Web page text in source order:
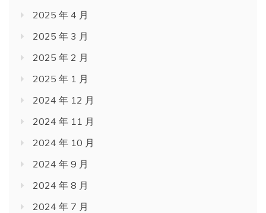
2025 年 4 月
2025 年 3 月
2025 年 2 月
2025 年 1 月
2024 年 12 月
2024 年 11 月
2024 年 10 月
2024 年 9 月
2024 年 8 月
2024 年 7 月